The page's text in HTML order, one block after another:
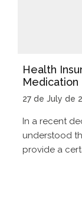
Health
27 de July de
In a recent
understood
provide a